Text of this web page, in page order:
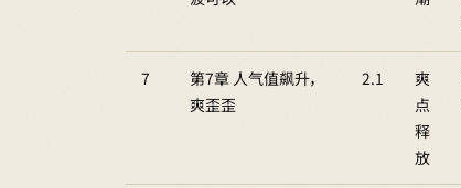
7
第7章 人气值飙升，
爽歪歪
2.1
爽
点
释
放